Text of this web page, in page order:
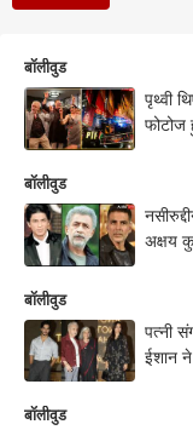
बॉलीवुड
पृथ्वी
फोटोज
बॉलीवुड
अक्षय
बॉलीवुड
पत्नी
ईशान
बॉलीवुड